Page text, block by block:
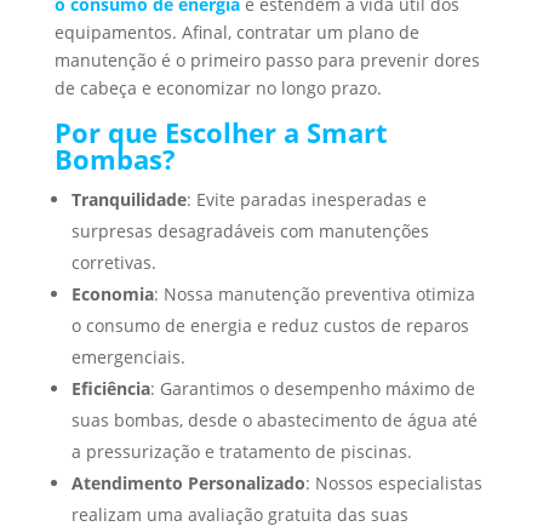
equipamentos. Afinal, contratar um plano de
manutenção é o primeiro passo para prevenir dores
de cabeça e economizar no longo prazo.
Por que Escolher a Smart
Bombas?
Tranquilidade: Evite paradas inesperadas e
surpresas desagradáveis com manutenções
corretivas.
Economia: Nossa manutenção preventiva otimiza
o consumo de energia e reduz custos de reparos
emergenciais.
Eficiência: Garantimos o desempenho máximo de
suas bombas, desde o abastecimento de água até
a pressurização e tratamento de piscinas.
Atendimento Personalizado: Nossos especialistas
realizam uma avaliação gratuita das suas